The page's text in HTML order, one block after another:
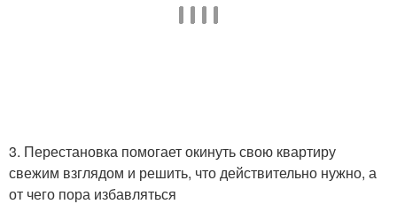
3. Перестановка помогает окинуть свою квартиру
свежим взглядом и решить, что действительно нужно, а
от чего пора избавляться